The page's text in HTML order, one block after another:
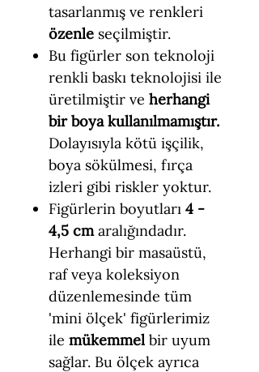
tasarlanmış ve renkleri
özenle seçilmiştir.
Bu figürler son teknoloji
renkli baskı teknolojisi ile
üretilmiştir ve herhangi
bir boya kullanılmamıştır.
Dolayısıyla kötü işçilik,
boya sökülmesi, fırça
izleri gibi riskler yoktur.
Figürlerin boyutları 4 -
4,5 cmaralığındadır.
Herhangi bir masaüstü,
raf veya koleksiyon
düzenlemesinde tüm
'mini ölçek' figürlerimiz
ile mükemmel bir uyum
sağlar. Bu ölçek ayrıca